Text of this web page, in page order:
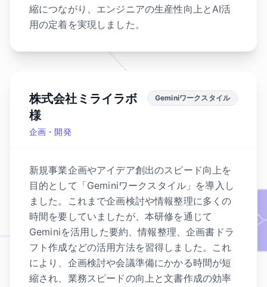
縮につながり、エンジニアの生産性向上とAI活
用の定着を実現しました。
株式会社ミライラボ
様
企画・開発
Geminiワークスタイル
新規事業企画やアイデア創出のスピード向上を
目的として「Geminiワークスタイル」を導入し
ました。これまで企画検討や情報整理に多くの
時間を要していましたが、本研修を通じて
Geminiを活用した要約、情報整理、企画書ドラ
フト作成などの活用方法を習得しました。これ
により、企画検討や会議準備にかかる時間が短
縮され、業務スピードの向上と文書作成の効率